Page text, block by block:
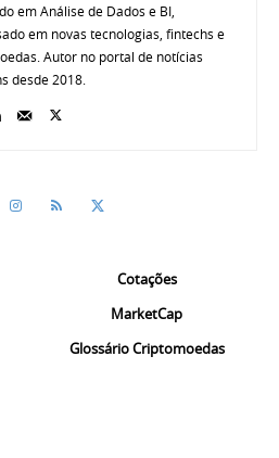
em Análise de Dados e BI,
em novas tecnologias, fintechs e
Autor no portal de notícias
desde 2018.
Cotações
MarketCap
Glossário Criptomoedas